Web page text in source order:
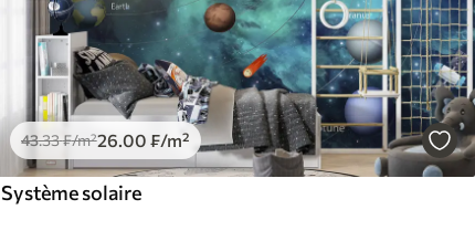
43.33₣/m²26 .00 ₣/m²
Système solaire